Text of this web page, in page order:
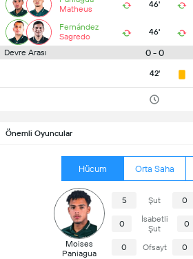
Matheus
46'
Fernández
Sagredo
46'
Devre Arası
0 - 0
42'
Önemli Oyuncular
Hücum Orta Saha
Moises
Paniagua
5 Şut 0
0
İsabetli
Şut
0
0 Ofsayt 0